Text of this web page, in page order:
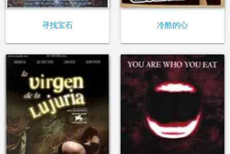
寻找宝石 冷酷的心